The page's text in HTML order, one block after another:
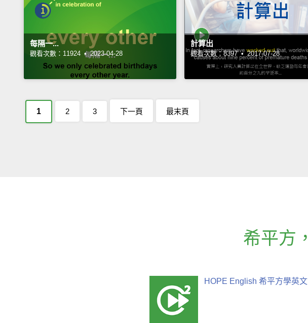
每隔一...
觀看次數：11924 • 2023-04-28
計算出
觀看次數：8397 • 2017-07-28
1 2 3 下一頁 最末頁
希平方 ，
HOPE English 希平方學英文